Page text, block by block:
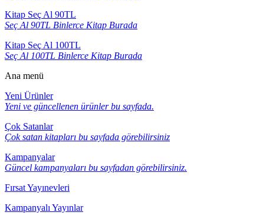
Kitap Seç Al 90TL
Seç Al 90TL Binlerce Kitap Burada
Kitap Seç Al 100TL
Seç Al 100TL Binlerce Kitap Burada
Ana menü
Yeni Ürünler
Yeni ve güncellenen ürünler bu sayfada.
Çok Satanlar
Çok satan kitapları bu sayfada görebilirsiniz
Kampanyalar
Güncel kampanyaları bu sayfadan görebilirsiniz.
Fırsat Yayınevleri
Kampanyalı Yayınlar